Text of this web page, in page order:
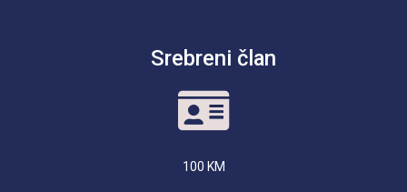
Srebreni član
100 KM